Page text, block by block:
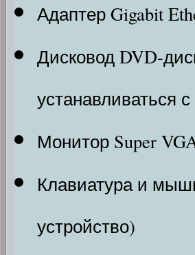
Адаптер Gigabit
Дисковод DVD-
устанавливаться
Монитор Super
Клавиатура и
устройство)